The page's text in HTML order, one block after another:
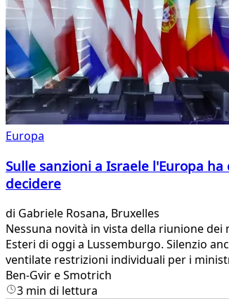
Europa
Sulle sanzioni a Israele l'Europa ha
decidere
di Gabriele Rosana, Bruxelles
Nessuna novità in vista della riunione dei
Esteri di oggi a Lussemburgo. Silenzio
ventilate restrizioni individuali per i
Ben-Gvir e Smotrich
3 min di lettura